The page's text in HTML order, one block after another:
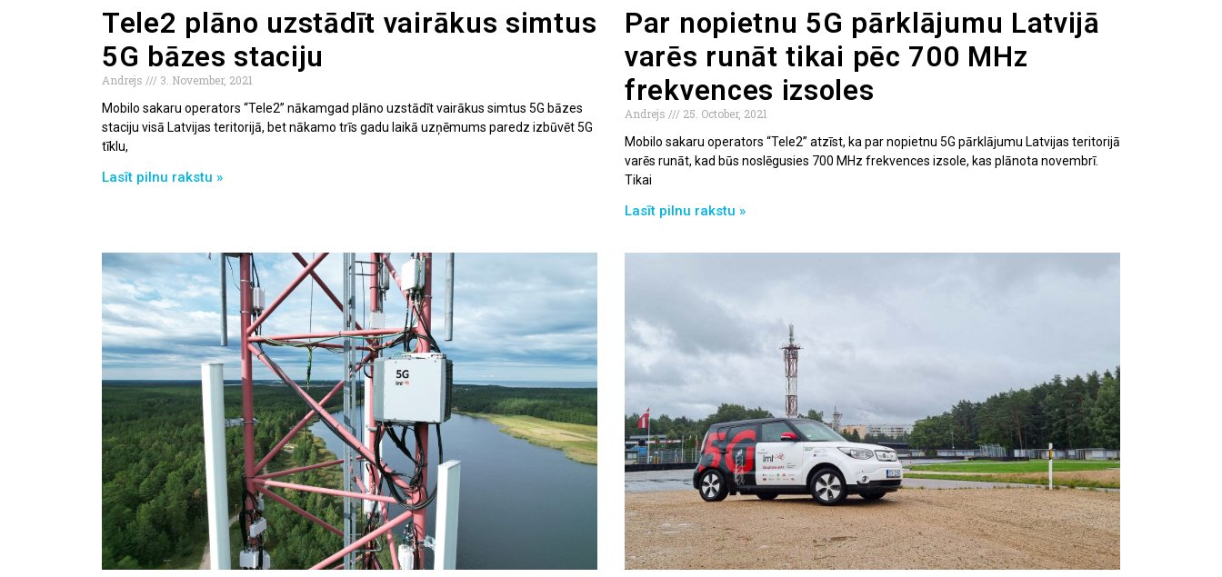
Tele2 plāno uzstādīt vairākus simtus
5G bāzes staciju
Andrejs
3. November, 2021
Mobilo sakaru operators “Tele2” nākamgad plāno uzstādīt vairākus simtus 5G bāzes
staciju visā Latvijas teritorijā, bet nākamo trīs gadu laikā uzņēmums paredz izbūvēt 5G
tīklu,
Lasīt pilnu rakstu »
Par nopietnu 5G pārklājumu Latvijā
varēs runāt tikai pēc 700 MHz
frekvences izsoles
Andrejs
25. October, 2021
Mobilo sakaru operators “Tele2” atzīst, ka par nopietnu 5G pārklājumu Latvijas teritorijā
varēs runāt, kad būs noslēgusies 700 MHz frekvences izsole, kas plānota novembrī.
Tikai
Lasīt pilnu rakstu »